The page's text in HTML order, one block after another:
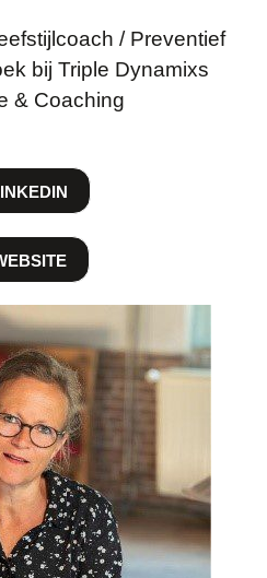
/ Preventief
bij Triple Dynamixs
& Coaching